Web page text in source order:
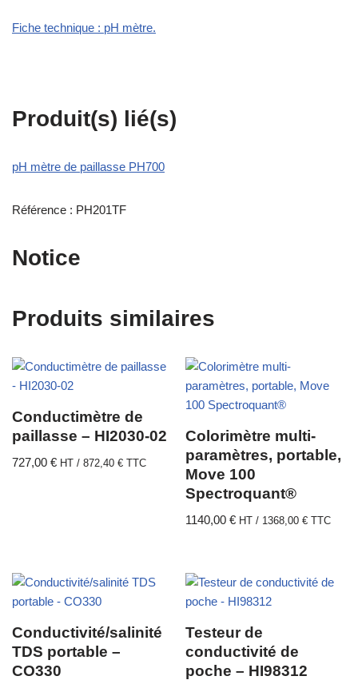
Fiche technique : pH mètre.
Produit(s) lié(s)
pH mètre de paillasse PH700
Référence : PH201TF
Notice
Produits similaires
Conductimètre de
paillasse – HI2030-02
727,00 € HT / 872,40 € TTC
Colorimètre multi-
paramètres, portable,
Move 100
Spectroquant®
1140,00€ HT / 1368,00€ TTC
Conductivité/salinité
TDS portable –
CO330
Testeur de
conductivité de
poche – HI98312